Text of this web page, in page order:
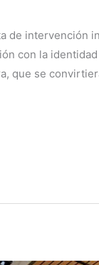
de intervención
con la
que se